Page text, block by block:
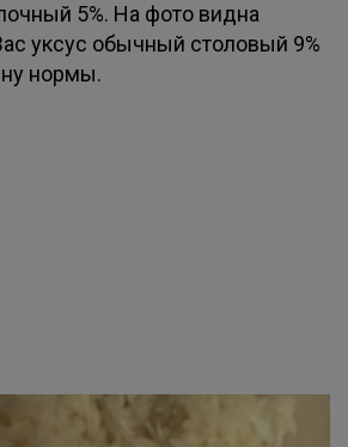
5%. На фото видна
уксус обычный столовый 9%
нормы.